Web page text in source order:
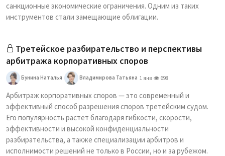
санкционные экономические ограничения. Одним из таких
инструментов стали замещающие облигации.
Третейское разбирательство и перспективы
арбитража корпоративных споров
Бунина Наталья Владимирова Татьяна 1 янв 698
Арбитраж корпоративных споров — это современный и
эффективный способ разрешения споров третейским судом.
Его популярность растет благодаря гибкости, скорости,
эффективности и высокой конфиденциальности
разбирательства, а также специализации арбитров и
исполнимости решений не только в России, но и за рубежом.